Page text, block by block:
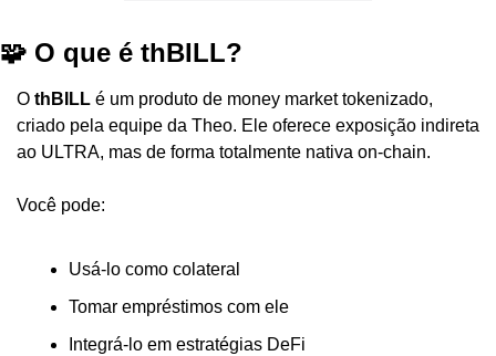
🧩 O que é thBILL?
O thBILL é um produto de money market tokenizado,
criado pela equipe da Theo. Ele oferece exposição indireta
ao ULTRA, mas de forma totalmente nativa on-chain.
Você pode:
Usá-lo como colateral
Tomar empréstimos com ele
Integrá-lo em estratégias DeFi